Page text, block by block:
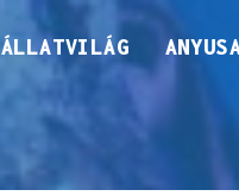
ÁLLATVILÁG